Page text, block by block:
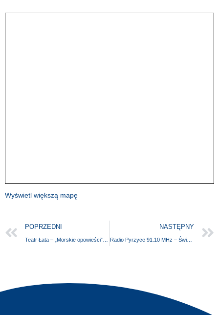
Wyświetl większą mapę
POPRZEDNI NASTĘPNY
Radio Pyrzyce 91.10 MHz – Święta w dobrym tonie – Wielkanoc